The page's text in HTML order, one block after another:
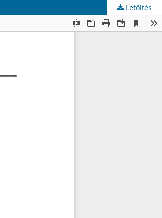
Letöltés